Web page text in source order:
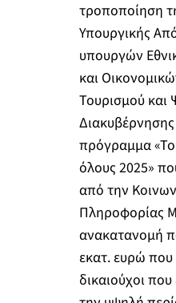
τροποποίηση
Υπουργικής
υπουργών
και
Τουρισμού και
Διακυβέρνησης
πρόγραμμα
όλους 2025»
από την
Πληροφορίας
ανακατανομή
εκατ. ευρώ που
δικαιούχοι που